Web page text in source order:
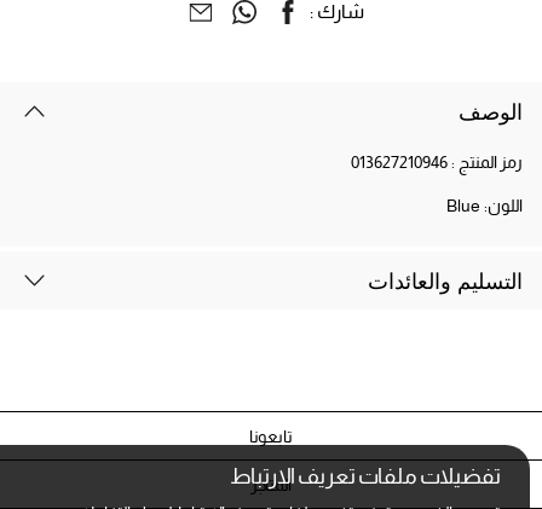
تفضيلات ملفات تعريف الارتباط
شارك :
الوصف
رمز المنتج : 013627210946
اللون:Blue
التسليم والعائدات
تابعونا
المتاجر